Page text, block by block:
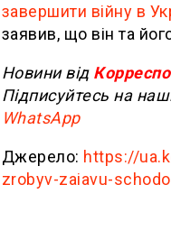
завершити війну в
заявив, що він та
Новини від
Підписуйтесь на
WhatsApp
Джерело: https://
zrobyv-zaiavu-